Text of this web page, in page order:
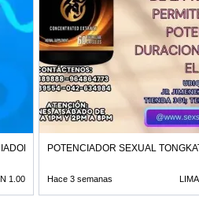
SEXUAL TIENDAS
1.00
POTENCIADOR SEXUAL
Hace 3 semanas LIMA